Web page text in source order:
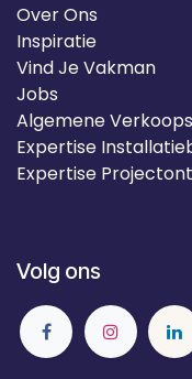
Over Ons
Inspiratie
Vind Je Vakman
Jobs
Algemene
Expertise
Expertise
Volg ons